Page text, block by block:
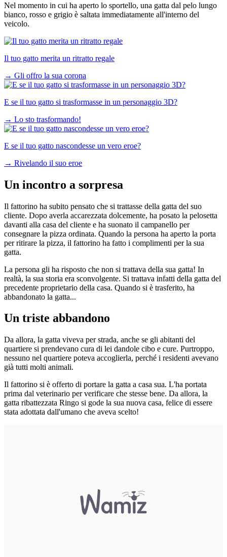
Nel momento in cui ha aperto lo sportello, una gatta dal pelo lungo
bianco, rosso e grigio è saltata immediatamente all'interno del
veicolo.
Il tuo gatto merita un ritratto regale
→ Gli offro la sua corona
E se il tuo gatto si trasformasse in un personaggio 3D?
→ Lo sto trasformando!
E se il tuo gatto nascondesse un vero eroe?
→ Rivelando il suo eroe
Un incontro a sorpresa
Il fattorino ha subito pensato che si trattasse della gatta del suo
cliente. Dopo averla accarezzata dolcemente, ha posato la pelosetta
davanti alla casa del cliente e ha suonato il campanello per
consegnare la pizza ordinata. Quando la persona ha aperto la porta
per ritirare la pizza, il fattorino ha fatto i complimenti per la sua
gatta.
La persona gli ha risposto che non si trattava della sua gatta! In
realtà, la sua storia era sconvolgente. Si trattava infatti della gatta del
precedente proprietario della casa. Quando si è trasferito, ha
abbandonato la gatta...
Un triste abbandono
Da allora, la gatta viveva per strada, anche se gli abitanti del
quartiere si prendevano cura di lei dandole cibo e cure. Purtroppo,
nessuno nel quartiere poteva accoglierla, perché i residenti avevano
già tutti molti animali.
Il fattorino si è offerto di portare la gatta a casa sua. L'ha portata
prima dal veterinario per verificare che stesse bene. Da allora, la
gatta ribattezzata Ringo si gode la sua nuova casa, felice di essere
stata adottata dall'umano che aveva scelto!